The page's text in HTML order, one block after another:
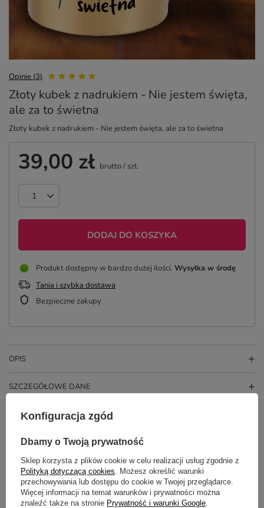
Opinie (3)
Złoty kubek z nadrukiem - Nie jestem święta,
ale za to świetna
Złoty kubek z nadrukiem - Nie jestem święta, ale za to świetna
39,00 zł brutto/ szt.
DODAJ DO KOSZYKA
Produkt dostępny w bardzo dużej ilości Wysyłka w środę
Tania i szybka dostawa
Bezpieczne zakupy
OPIS
SZCZEGÓŁOWE DANE
OPINIE (3)
Potrzebujesz pomocy? Masz pytania?
Zadaj pytanie a my odpowiemy
niezwłocznie, najciekawsze pytania i
odpowiedzi publikując dla innych.
ZADAJ PYTANIE
Konfiguracja zgód
Dbamy o Twoją prywatność
Sklep korzysta z plików cookie w celu realizacji usług zgodnie z
Polityką dotyczącą cookies . Możesz określić warunki
przechowywania lub dostępu do cookie w Twojej przeglądarce.
Więcej informacji na temat warunków i prywatności można
znaleźć także na stronie Prywatność i warunki Google